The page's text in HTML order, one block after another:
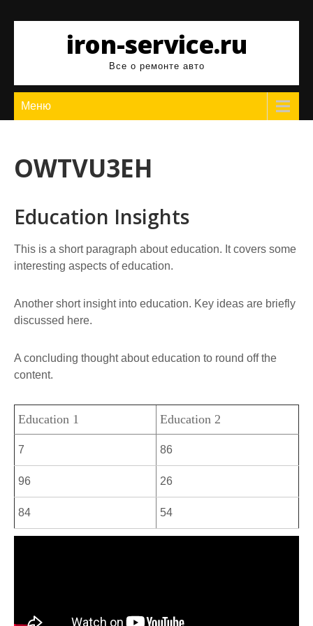
содержимомуiron-service.ru
Все о ремонте авто
Меню
OWTVU3EH
Education Insights
This is a short paragraph about education. It covers some
interesting aspects of education.
Another short insight into education. Key ideas are briefly
discussed here.
A concluding thought about education to round off the
content.
Education 1 Education 2
7 86
96 26
84 54